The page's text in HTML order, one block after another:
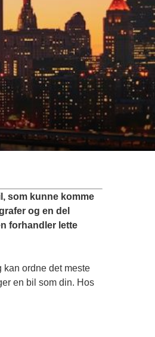
som kunne komme
og en del
forhandler lette
ordne det meste
en bil som din. Hos